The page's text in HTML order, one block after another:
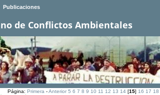
Publicaciones
de Conflictos Ambientales
Página: Primera-Anterior 5 6 7 8 9 10 11 12 13 14[15] 16 17 18